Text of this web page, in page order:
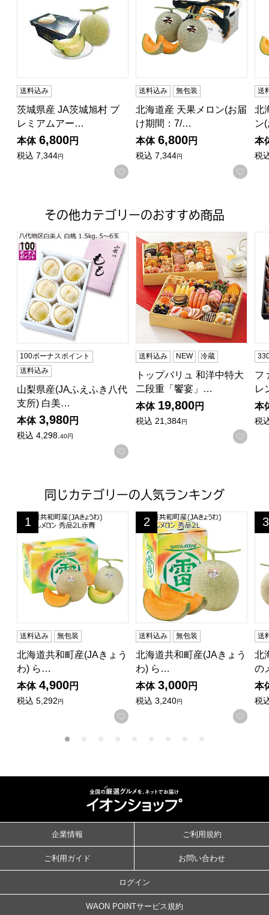
送料込み
茨城県産 JA茨城旭村 プ
レミアムアー…
本体 6,800円
税込 7,344円
お気に入りに登録する
送料込み 無包装
北海道産 天果メロン(お届
け期間：7/…
本体 6,800円
税込 7,344円
お気
送
北
ン
本
税
その他カテゴリーのおすすめ商品
スメジェラート計12個【おいしいお取り寄せ】
ル5種セット【夏の贈りもの・お中元】[ATH-3]
お気に入りに登録する
山梨県産(JAふえふき八代支所) 白美人 白桃 1.5kg5〜6玉
100ボーナスポイント
送料込み
山梨県産(JAふえふき八代
支所) 白美…
本体 3,980円
税込 4,298.40円
お気に入りに登録する
トップバリュ 和洋中特大二段
送料込み NEW 冷蔵
トップバリュ 和洋中特大
二段重「饗宴」…
本体 19,800円
税込 21,384円
お気
フ
レ
本
税
同じカテゴリーの人気ランキング
北海道共和町産(JAきょうわ) らいでんメロン 秀品2L赤
1
位
送料込み 無包装
北海道共和町産(JAきょう
わ) ら…
本体 4,900円
税込 5,292円
お気に入りに登録する
北海道共和町産(JAきょうわ)
2
位
送料込み 無包装
北海道共和町産(JAきょう
わ) ら…
本体 3,000円
税込 3,240円
お気
3
位
送
北
の
本
税
企業情報 ご利用規約
ご利用ガイド お問い合わせ
ログイン
WAON POINTサービス規約